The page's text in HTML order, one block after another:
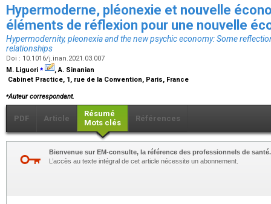
Hypermoderne, pléonexie et nouvelle
éléments de réflexion pour une nouvelle
Hypermodernity, pleonexia and the new psychic economy: Some
relationships
Doi : 10.1016/j.inan.2021.03.007
M. Liguori ⁎
, A. Sinanian
Cabinet Practice, 1, rue de la Convention, Paris, France
⁎Auteur correspondant.
PDF Article
Résumé
Mots clés
Références
Bienvenue sur EM-consulte, la référence des professionnels de santé.
L’accès au texte intégral de cet article nécessite un abonnement.